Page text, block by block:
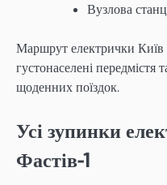
Вузлова
Маршрут електрички Київ
густонаселені передмістя
щоденних поїздок.
Усі зупинки
Фастів-1